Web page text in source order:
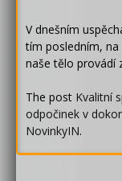
V dnešním
tím posledním,
naše tělo provádí
The post Kvalitní
odpočinek v
NovinkyIN.